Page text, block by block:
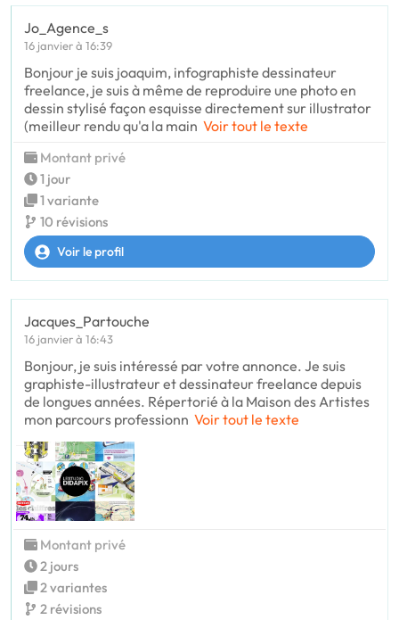
Jo_Agence_s
16 janvier à 16:39
Bonjour je suis joaquim, infographiste dessinateur
freelance, je suis à même de reproduire une photo en
dessin stylisé façon esquisse directement sur illustrator
(meilleur rendu qu'a la main Voir tout le texte
Montant privé
1 jour
1 variante
10 révisions
Voir le profil
Jacques_Partouche
16 janvier à 16:43
Bonjour, je suis intéressé par votre annonce. Je suis
graphiste-illustrateur et dessinateur freelance depuis
de longues années. Répertorié à la Maison des Artistes
mon parcours professionn Voir tout le texte
Montant privé
2 jours
2 variantes
2 révisions